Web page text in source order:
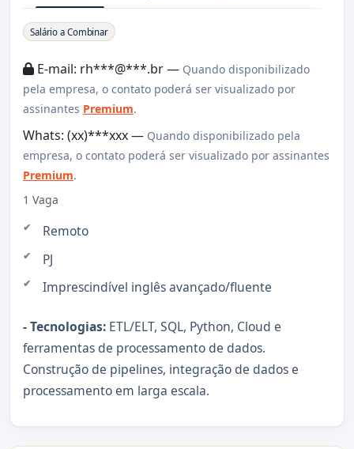
Sobre a Vaga
Salário a Combinar
E-mail: rh***@***.br — Quando disponibilizado
pela empresa, o contato poderá ser visualizado por
assinantes Premium.
Whats: (xx)***xxx — Quando disponibilizado pela
empresa, o contato poderá ser visualizado por assinantes
Premium.
1 Vaga
Remoto
PJ
Imprescindível inglês avançado/fluente
- Tecnologias: ETL/ELT, SQL, Python, Cloud e
ferramentas de processamento de dados.
Construção de pipelines, integração de dados e
processamento em larga escala.